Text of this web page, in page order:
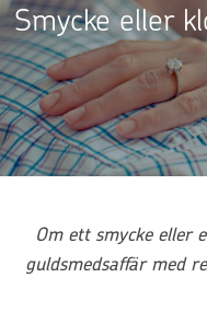
Smycke eller
Om ett smycke eller
guldsmedsaffär med